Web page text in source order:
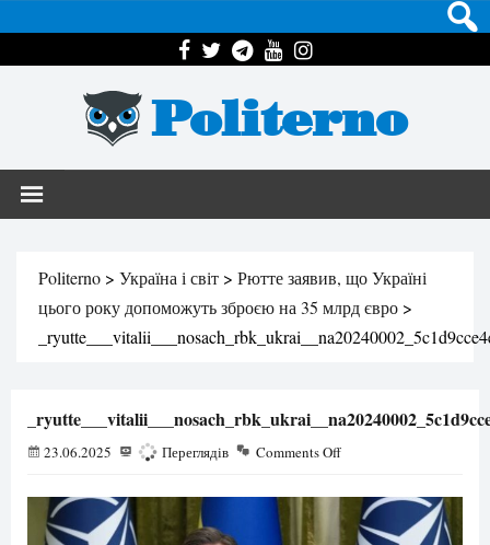
Politerno
Politerno > Україна і світ > Рютте заявив, що Україні
цього року допоможуть зброєю на 35 млрд євро >
23.06.2025 103 Переглядів Comments Off